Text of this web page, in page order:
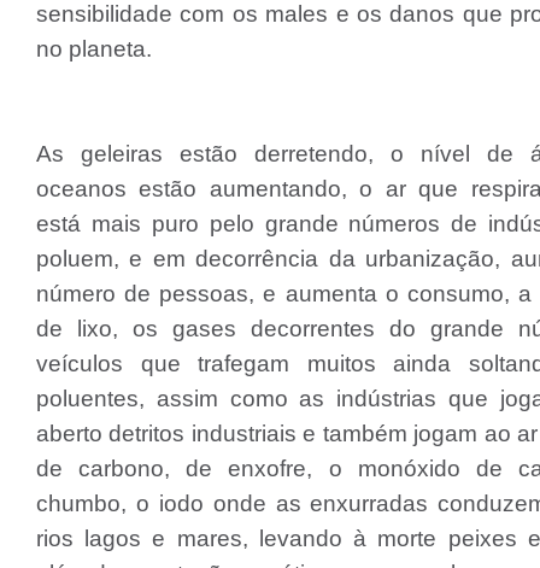
sensibilidade com os males e os danos que
no planeta.
As geleiras estão derretendo, o nível de
oceanos estão aumentando, o ar que
está mais puro pelo grande números de
poluem, e em decorrência da urbanização,
número de pessoas, e aumenta o consumo, a
de lixo, os gases decorrentes do grande
veículos que trafegam muitos ainda
poluentes, assim como as indústrias que
aberto detritos industriais e também jogam ao
de carbono, de enxofre, o monóxido de
chumbo, o iodo onde as enxurradas
rios lagos e mares, levando à morte peixes